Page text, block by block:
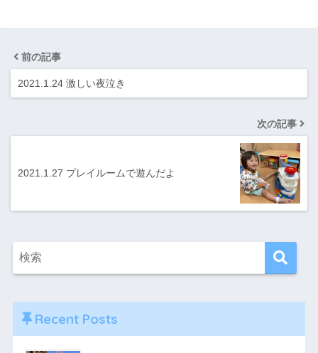
前の記事
2021.1.24 激しい夜泣き
次の記事
2021.1.27 プレイルームで遊んだよ
Recent Posts